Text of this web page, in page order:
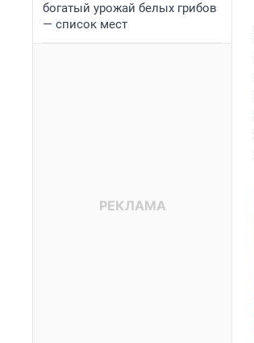
богатый урожай белых грибов
— список мест